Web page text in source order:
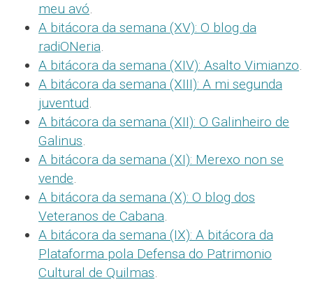
meu avó.
A bitácora da semana (XV): O blog da
radiONeria.
A bitácora da semana (XIV): Asalto Vimianzo.
A bitácora da semana (XIII): A mi segunda
juventud.
A bitácora da semana (XII): O Galinheiro de
Galinus.
A bitácora da semana (XI): Merexo non se
vende.
A bitácora da semana (X): O blog dos
Veteranos de Cabana.
A bitácora da semana (IX): A bitácora da
Plataforma pola Defensa do Patrimonio
Cultural de Quilmas.